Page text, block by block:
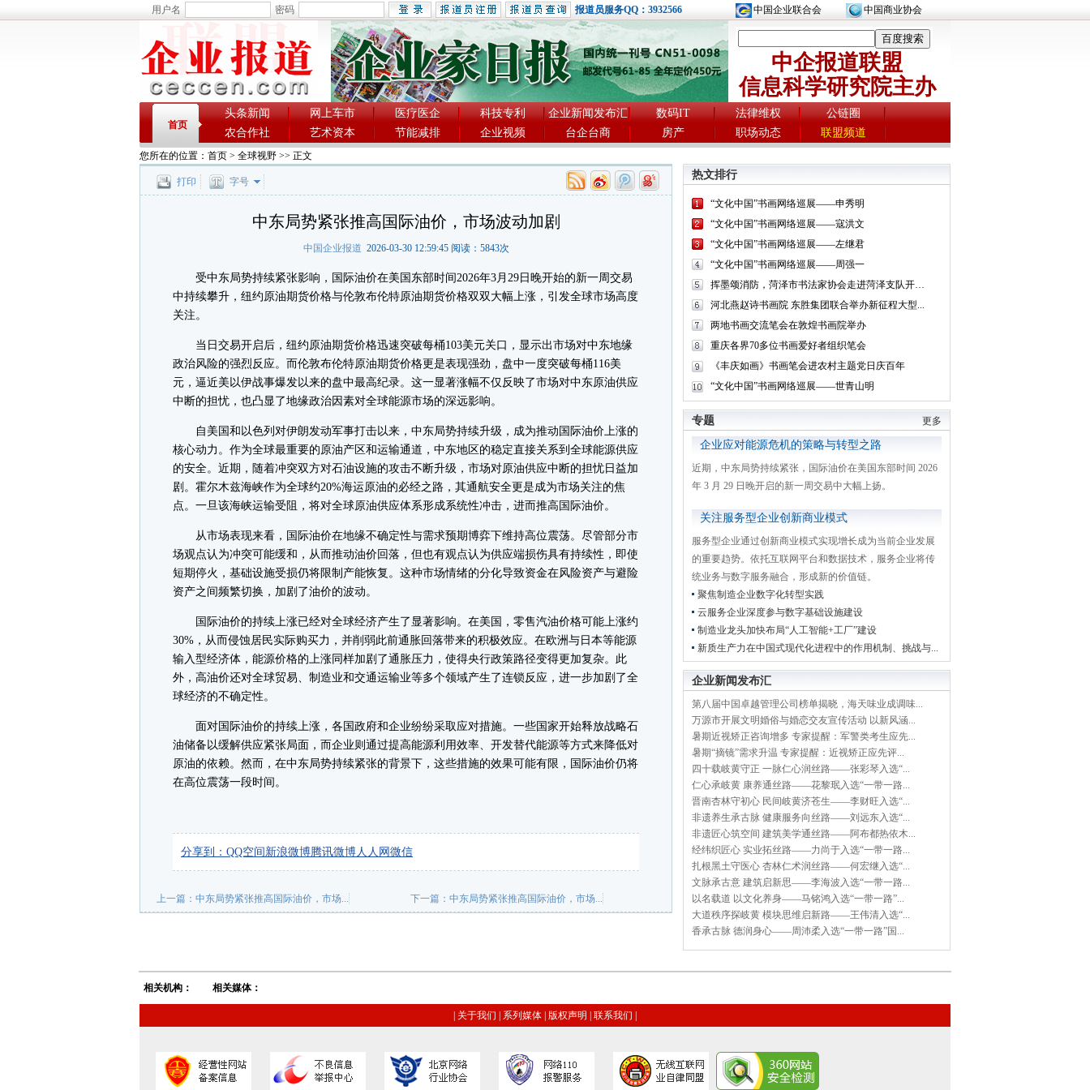
中国企业联合会 中国商业协会
用户名 密码 报道员服务QQ：3932566
中企报道联盟
信息科学研究院主办
首页
头条新闻 网上车市 医疗医企 科技专利 企业新闻发布汇 数码IT 法律维权
公链圈
农合作社
艺术资本 节能减排 企业视频 台企台商 房产 职场动态 联盟频道
您所在的位置： 首页 > 全球视野 >> 正文
打印 字号
中东局势紧张推高国际油价，市场波动加剧
中国企业报道 2026-03-30 12:59:45 阅读： 5843次
受中东局势持续紧张影响，国际油价在美国东部时间2026年3月29日晚开始的新一周交易
中持续攀升，纽约原油期货价格与伦敦布伦特原油期货价格双双大幅上涨，引发全球市场高度
关注。
当日交易开启后，纽约原油期货价格迅速突破每桶103美元关口，显示出市场对中东地缘
政治风险的强烈反应。而伦敦布伦特原油期货价格更是表现强劲，盘中一度突破每桶116美
元，逼近美以伊战事爆发以来的盘中最高纪录。这一显著涨幅不仅反映了市场对中东原油供应
中断的担忧，也凸显了地缘政治因素对全球能源市场的深远影响。
自美国和以色列对伊朗发动军事打击以来，中东局势持续升级，成为推动国际油价上涨的
核心动力。作为全球最重要的原油产区和运输通道，中东地区的稳定直接关系到全球能源供应
的安全。近期，随着冲突双方对石油设施的攻击不断升级，市场对原油供应中断的担忧日益加
剧。霍尔木兹海峡作为全球约20%海运原油的必经之路，其通航安全更是成为市场关注的焦
点。一旦该海峡运输受阻，将对全球原油供应体系形成系统性冲击，进而推高国际油价。
从市场表现来看，国际油价在地缘不确定性与需求预期博弈下维持高位震荡。尽管部分市
场观点认为冲突可能缓和，从而推动油价回落，但也有观点认为供应端损伤具有持续性，即使
短期停火，基础设施受损仍将限制产能恢复。这种市场情绪的分化导致资金在风险资产与避险
资产之间频繁切换，加剧了油价的波动。
国际油价的持续上涨已经对全球经济产生了显著影响。在美国，零售汽油价格可能上涨约
30%，从而侵蚀居民实际购买力，并削弱此前通胀回落带来的积极效应。在欧洲与日本等能源
输入型经济体，能源价格的上涨同样加剧了通胀压力，使得央行政策路径变得更加复杂。此
外，高油价还对全球贸易、制造业和交通运输业等多个领域产生了连锁反应，进一步加剧了全
球经济的不确定性。
面对国际油价的持续上涨，各国政府和企业纷纷采取应对措施。一些国家开始释放战略石
油储备以缓解供应紧张局面，而企业则通过提高能源利用效率、开发替代能源等方式来降低对
原油的依赖。然而，在中东局势持续紧张的背景下，这些措施的效果可能有限，国际油价仍将
在高位震荡一段时间。
分享到： QQ空间 新浪微博腾讯微博人人网 微信
上一篇： 中东局势紧张推高国际油价，市场... 下一篇： 中东局势紧张推高国际油价，市场...
热文排行
“文化中国”书画网络巡展——申秀明
“文化中国”书画网络巡展——寇洪文
“文化中国”书画网络巡展——左继君
“文化中国”书画网络巡展——周强一
挥墨颂消防，菏泽市书法家协会走进菏泽支队开展...
河北燕赵诗书画院 东胜集团联合举办新征程大型...
两地书画交流笔会在敦煌书画院举办
重庆各界70多位书画爱好者组织笔会
《丰庆如画》书画笔会进农村主题党日庆百年
“文化中国”书画网络巡展——世青山明
更多
专题
企业应对能源危机的策略与转型之路
近期，中东局势持续紧张，国际油价在美国东部时间 2026
年 3 月 29 日晚开启的新一周交易中大幅上扬。
关注服务型企业创新商业模式
服务型企业通过创新商业模式实现增长成为当前企业发展
的重要趋势。依托互联网平台和数据技术，服务企业将传
统业务与数字服务融合，形成新的价值链。
聚焦制造企业数字化转型实践
云服务企业深度参与数字基础设施建设
制造业龙头加快布局“人工智能+工厂”建设
新质生产力在中国式现代化进程中的作用机制、挑战与...
企业新闻发布汇
第八届中国卓越管理公司榜单揭晓，海天味业成调味...
万源市开展文明婚俗与婚恋交友宣传活动 以新风涵...
暑期近视矫正咨询增多 专家提醒：军警类考生应先...
暑期“摘镜”需求升温 专家提醒：近视矫正应先评...
四十载岐黄守正 一脉仁心润丝路——张彩琴入选“...
仁心承岐黄 康养通丝路——花黎珉入选“一带一路...
晋南杏林守初心 民间岐黄济苍生——李财旺入选“...
非遗养生承古脉 健康服务向丝路——刘远东入选“...
非遗匠心筑空间 建筑美学通丝路——阿布都热依木...
经纬织匠心 实业拓丝路——力尚于入选“一带一路...
扎根黑土守医心 杏林仁术润丝路——何宏继入选“...
文脉承古意 建筑启新思——李海波入选“一带一路...
以名载道 以文化养身——马铭鸿入选“一带一路”...
大道秩序探岐黄 模块思维启新路——王伟清入选“...
香承古脉 德润身心——周沛柔入选“一带一路”国...
相关机构： 相关媒体：
关于我们 系列媒体 版权声明 联系我们